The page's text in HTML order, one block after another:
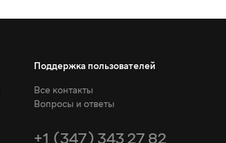
Поддержка пользователей
Все контакты
Вопросы и ответы
+1 (347) 343 27 82